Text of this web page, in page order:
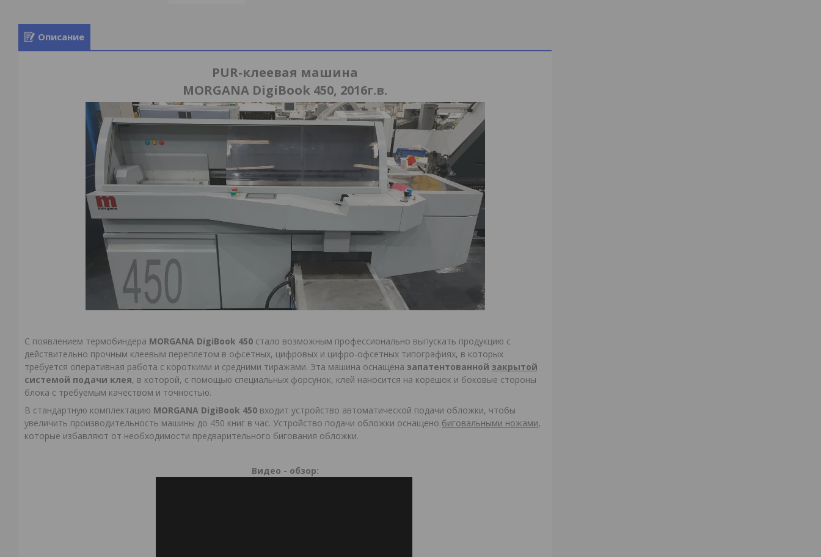
Описание
PUR-клеевая машина
MORGANA DigiBook 450, 2016г.в.
С появлением термобиндера MORGANA DigiBook 450 стало возможным профессионально выпускать продукцию с
действительно прочным клеевым переплетом в офсетных, цифровых и цифро-офсетных типографиях, в которых
требуется оперативная работа с короткими и средними тиражами. Эта машина оснащена запатентованной закрытой
системой подачи клея, в которой, с помощью специальных форсунок, клей наносится на корешок и боковые стороны
блока с требуемым качеством и точностью.
В стандартную комплектацию MORGANA DigiBook 450 входит устройство автоматической подачи обложки, чтобы
увеличить производительность машины до 450 книг в час. Устройство подачи обложки оснащено биговальными ножами,
которые избавляют от необходимости предварительного бигования обложки.
Видео - обзор: